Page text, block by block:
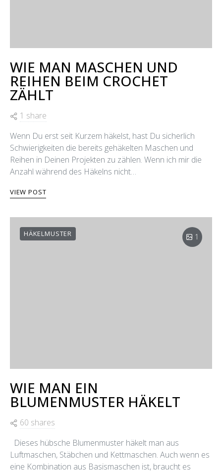
WIE MAN MASCHEN UND
REIHEN BEIM CROCHET
ZÄHLT
1 share
Wenn Du erst seit Kurzem häkelst, hast Du sicherlich
Schwierigkeiten die bereits gehäkelten Maschen und
Reihen in Deinen Projekten zu zählen. Wenn ich mir die
Anzahl während des Häkelns nicht…
VIEW POST
HÄKELMUSTER 1
WIE MAN EIN
BLUMENMUSTER HÄKELT
60 shares
Dieses hübsche Blumenmuster häkelt man aus
Luftmaschen, Stäbchen und Kettmaschen. Auch wenn es
eine Kombination aus Basismaschen ist, braucht es